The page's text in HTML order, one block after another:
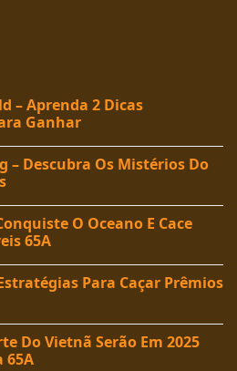
– Aprenda 2 Dicas
Ganhar
– Descubra Os Mistérios Do
O Oceano E Cace
65A
Para Caçar Prêmios
Do Vietnã Serão Em 2025
65A